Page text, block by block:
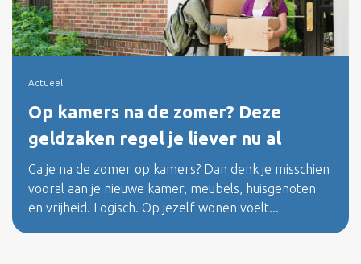
Actueel
Op kamers na de zomer? Deze
geldzaken regel je liever nu al
Ga je na de zomer op kamers? Dan denk je misschien
vooral aan je nieuwe kamer, meubels, huisgenoten
en vrijheid. Logisch. Op jezelf wonen voelt...